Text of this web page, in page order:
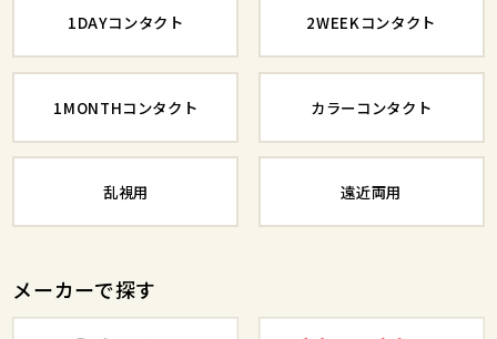
1DAYコンタクト 2WEEKコンタクト
1MONTHコンタクト カラーコンタクト
乱視用 遠近両用
メーカーで探す